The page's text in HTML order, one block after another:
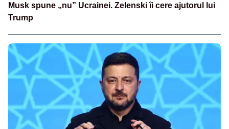
Musk spune „nu” Ucrainei. Zelenski îi cere ajutorul lui
Trump